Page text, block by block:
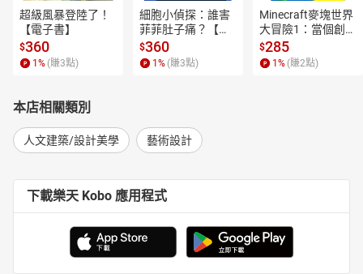
超級風暴登陸了！
【電子書】
$360
1 % (賺3點)
細胞小偵探：誰害
菲菲肚子痛？【電
子書】
$360
1 % (賺3點)
Minecraft麥塊世界
大冒險1：當個創世
神！【電子書】
$285
1 % (賺2點)
本店相關類別
人文建築/設計美學 藝術設計
下載樂天 Kobo 應用程式